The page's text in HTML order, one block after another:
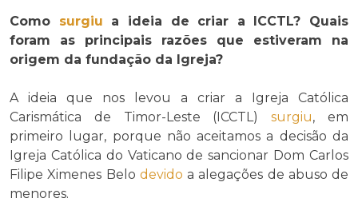
Como surgiu a ideia de criar a ICCTL? Quais
foram as principais razões que estiveram na
origem da fundação da Igreja?
A ideia que nos levou a criar a Igreja Católica
Carismática de Timor-Leste (ICCTL)surgiu, em
primeiro lugar, porque não aceitamos a decisão da
Igreja Católica do Vaticano de sancionar Dom Carlos
Filipe Ximenes Belo devido a alegações de abuso de
menores.